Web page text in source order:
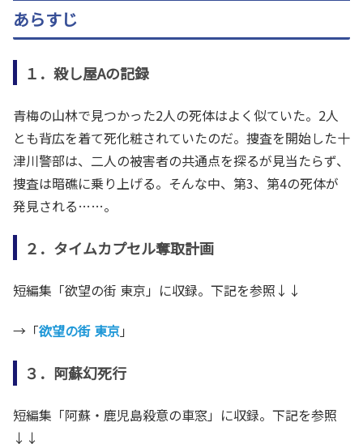
あらすじ
１．殺し屋Aの記録
青梅の山林で見つかった2人の死体はよく似ていた。2人
とも背広を着て死化粧されていたのだ。捜査を開始した十
津川警部は、二人の被害者の共通点を探るが見当たらず、
捜査は暗礁に乗り上げる。そんな中、第3、第4の死体が
発見される……。
２．タイムカプセル奪取計画
短編集「欲望の街 東京」に収録。下記を参照↓↓
→「欲望の街 東京」
３．阿蘇幻死行
短編集「阿蘇・鹿児島殺意の車窓」に収録。下記を参照
↓↓